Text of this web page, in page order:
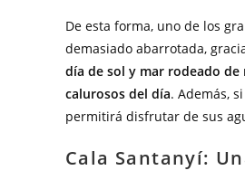
De esta forma, uno de los
demasiado abarrotada,
día de sol y mar rodeado
calurosos del día. Además,
permitirá disfrutar de sus
Cala Santanyí: